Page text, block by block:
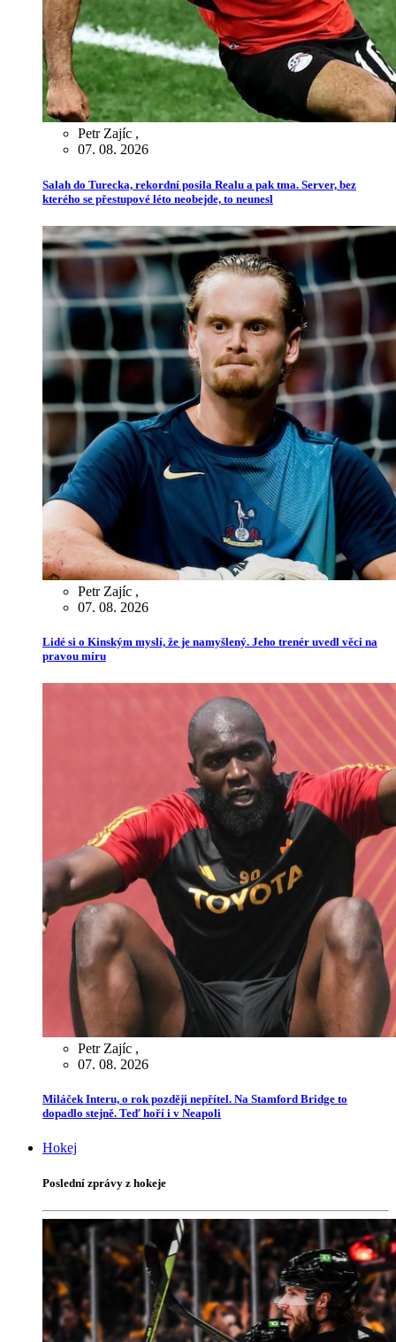
Petr Zajíc ,
07. 08. 2026
Salah do Turecka, rekordní posila Realu a pak tma. Server, bez
kterého se přestupové léto neobejde, to neunesl
Petr Zajíc ,
07. 08. 2026
Lidé si o Kinským myslí, že je namyšlený. Jeho trenér uvedl věci na
pravou míru
Petr Zajíc ,
07. 08. 2026
Miláček Interu, o rok později nepřítel. Na Stamford Bridge to
dopadlo stejně. Teď hoří i v Neapoli
Hokej
Poslední zprávy z hokeje